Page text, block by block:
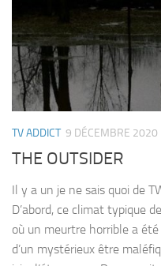
TV ADDICT 9 DÉCEMBRE 2020
THE OUTSIDER
Il y a un je ne sais quoi de
D’abord, ce climat typique
où un meurtre horrible a
d’un mystérieux être